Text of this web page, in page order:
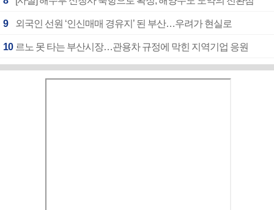
9 외국인 선원 ‘인신매매 경유지’ 된 부산…우려가 현실로
10 르노 못 타는 부산시장…관용차 규정에 막힌 지역기업 응원